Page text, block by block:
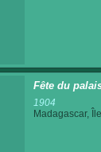
Fête du
1904
Madagascar,